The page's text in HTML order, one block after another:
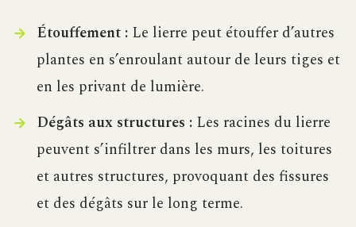
Étouffement :Le lierre peut étouffer d’autres
plantes en s’enroulant autour de leurs tiges et
en les privant de lumière.
Dégâts aux structures :Les racines du lierre
peuvent s’infiltrer dans les murs, les toitures
et autres structures, provoquant des fissures
et des dégâts sur le long terme.